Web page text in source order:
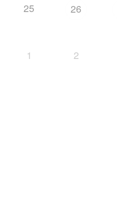
25 26
1 2